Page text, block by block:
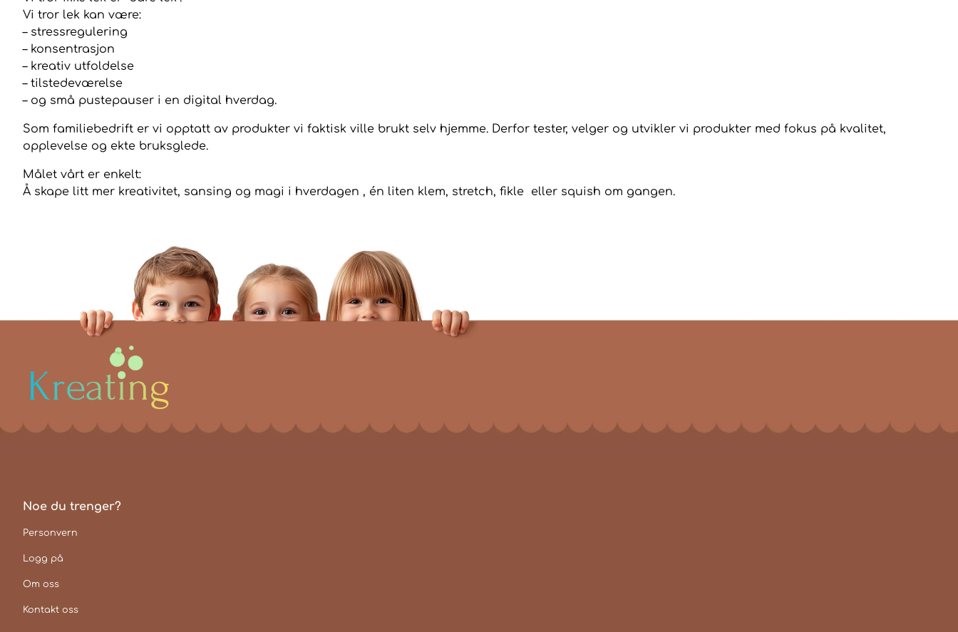
Vi tror lek kan være:
– stressregulering
– konsentrasjon
– kreativ utfoldelse
– tilstedeværelse
– og små pustepauser i en digital hverdag.
Som familiebedrift er vi opptatt av produkter vi faktisk ville brukt selv hjemme. Derfor tester, velger og utvikler vi produkter med fokus på kvalitet,
opplevelse og ekte bruksglede.
Målet vårt er enkelt:
Å skape litt mer kreativitet, sansing og magi i hverdagen , én liten klem, stretch, fikle eller squish om gangen.
Noe du trenger?
Personvern
Logg på
Om oss
Kontakt oss